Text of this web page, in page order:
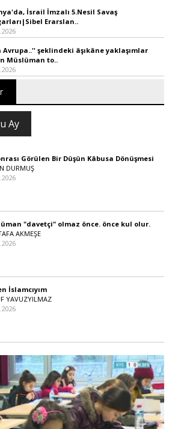
İsrail İmzalı 5.Nesil Savaş
Erarslan..
Avrupa..'' şeklindeki âşıkâne yaklaşımlar
Müslüman to..
Ay
Görülen Bir Düşün Kâbusa Dönüşmesi
DURMUŞ
"davetçi" olmaz önce. önce kul olur.
AKMEŞE
İslamcıyım
YAVUZYILMAZ